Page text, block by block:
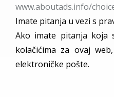
www.aboutads.info/
Imate pitanja u vezi s
Ako imate pitanja koja
kolačićima za ovaj
elektroničke pošte.